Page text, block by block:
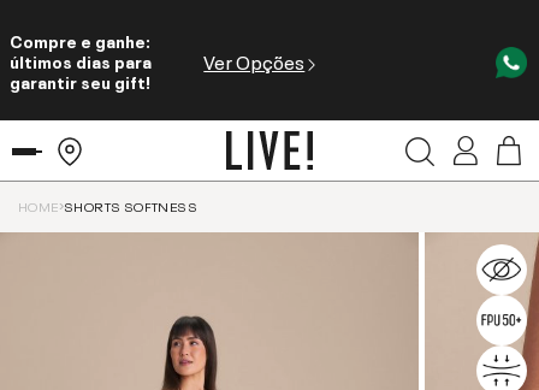
Compre e ganhe:
últimos dias para
garantir seu gift!
Ver Opções
HOME SHORTS SOFTNESS